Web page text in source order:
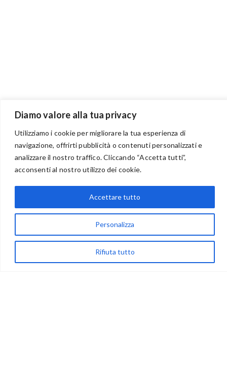
Diamo valore alla tua privacy
Utilizziamo i cookie per migliorare la tua esperienza di
navigazione, offrirti pubblicità o contenuti personalizzati e
analizzare il nostro traffico. Cliccando “Accetta tutti”,
acconsenti al nostro utilizzo dei cookie.
Personalizza
Rifiuta tutto
Accettare tutto
83024 Monteforte Irpino (AV)